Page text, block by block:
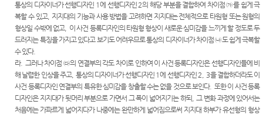
통상의 디자이너가 선행디자인 1에 선행디자인 2의 해당 부분을 결합하여 차이점㉮를 쉽게 극
복할 수 있고, 지지대의 기능과 사용 방법을 고려하면 지지대는 전체적으로 타원형 또는 원형의
형상일 수밖에 없고, 이 사건 등록디자인의 타원형 형상이 새로운 심미감을 느끼게 할 정도로 두
드러지는 특징을 가지고 있다고 보기도 어려우므로 통상의 디자이너가 차이점㉯도 쉽게 극복할
수 있다.
라. 그러나 차이점 ㉰의 연결부의 각도 차이로 인하여 이 사건 등록디자인은 선행디자인들에 비
해 날렵한 인상을 주고, 통상의 디자이너가 선행디자인 1에 선행디자인 2, 3을 결합하더라도 이
사건 등록디자인 연결부의 특유한 심미감을 창출할 수는 없을 것으로 보인다. 또한 이 사건 등록
디자인은 지지대가 뒷머리 부분으로 가면서 그 폭이 넓어지기는 하되 ,그 변화 과정에 있어서는
처음에는 가파르게 넓어지다가 나중에는 완만하게 넓어짐으로써 지지대 하부가 유선형의 형상